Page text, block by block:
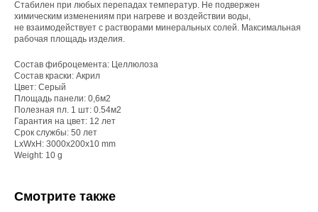
Стабилен при любых перепадах температур. Не подвержен
химическим изменениям при нагреве и воздействии воды,
не взаимодействует с растворами минеральных солей. Максимальная
рабочая площадь изделия.
Состав фиброцемента: Целлюлоза
Состав краски: Акрил
Цвет: Серый
Площадь панели: 0,6м2
Полезная пл. 1 шт: 0.54м2
Гарантия на цвет: 12 лет
Срок службы: 50 лет
LxWxH: 3000x200x10 mm
Weight: 10 g
Смотрите также